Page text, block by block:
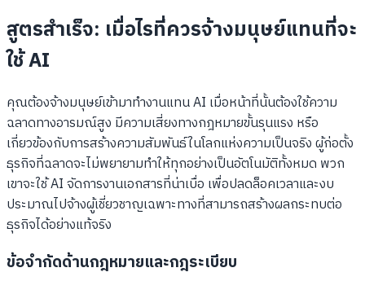
สูตรสำเร็จ: เมื่อไรที่ควรจ้างมนุษย์แทนที่จะ
ใช้ AI
คุณต้องจ้างมนุษย์เข้ามาทำงานแทน AI เมื่อหน้าที่นั้นต้องใช้ความ
ฉลาดทางอารมณ์สูง มีความเสี่ยงทางกฎหมายขั้นรุนแรง หรือ
เกี่ยวข้องกับการสร้างความสัมพันธ์ในโลกแห่งความเป็นจริง ผู้ก่อตั้ง
ธุรกิจที่ฉลาดจะไม่พยายามทำให้ทุกอย่างเป็นอัตโนมัติทั้งหมด พวก
เขาจะใช้ AI จัดการงานเอกสารที่น่าเบื่อ เพื่อปลดล็อคเวลาและงบ
ประมาณไปจ้างผู้เชี่ยวชาญเฉพาะทางที่สามารถสร้างผลกระทบต่อ
ธุรกิจได้อย่างแท้จริง
ข้อจำกัดด้านกฎหมายและกฎระเบียบ